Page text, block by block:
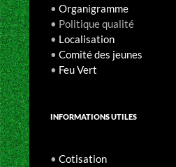
• Organigramme
• Politique qualité
• Localisation
• Comité des jeunes
• Feu Vert
INFORMATIONS UTILES
• Cotisation